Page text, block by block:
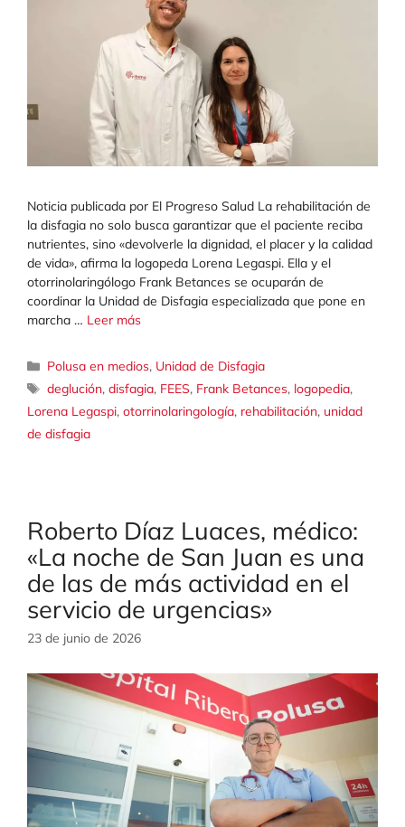
Noticia publicada por El Progreso Salud La rehabilitación de
la disfagia no solo busca garantizar que el paciente reciba
nutrientes, sino «devolverle la dignidad, el placer y la calidad
de vida», afirma la logopeda Lorena Legaspi. Ella y el
otorrinolaringólogo Frank Betances se ocuparán de
coordinar la Unidad de Disfagia especializada que pone en
marcha … Leer más
Categorías
Polusa en medios, Unidad de Disfagia
Etiquetas
deglución,disfagia, FEES, Frank Betances, logopedia,
Lorena Legaspi, otorrinolaringología, rehabilitación, unidad
de disfagia
Roberto Díaz Luaces, médico:
«La noche de San Juan es una
de las de más actividad en el
servicio de urgencias»
23 de junio de 2026